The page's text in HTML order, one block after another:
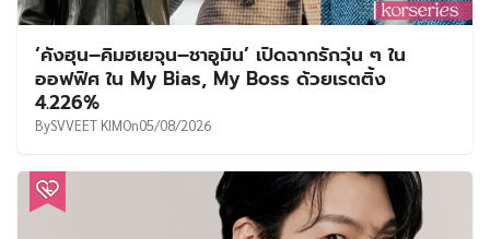
‘คังฮุน–คิมฮเยจุน–ชาอูมิน’ เปิดฉากรักวุ่น ๆ ใน
ออฟฟิศ ใน My Bias, My Boss ด้วยเรตติ้ง
4.226%
BySVVEET KIMOn05/08/2026